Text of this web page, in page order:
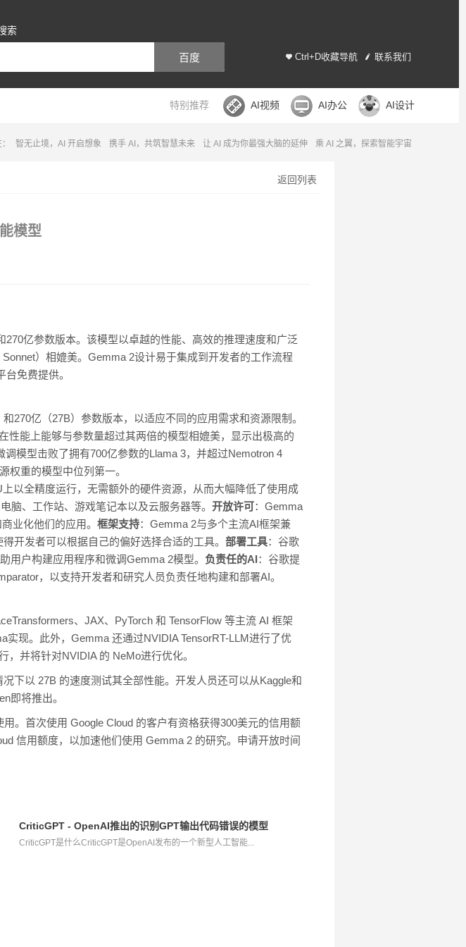
索
Ctrl+D收藏导航 联系我们
百度
特别推荐 AI视频 AI办公 AI设计
智无止境，AI 开启想象 携手 AI，共筑智慧未来 让 AI 成为你最强大脑的延伸 乘 AI 之翼，探索智能宇宙
返回列表
模型
亿参数版本。该模型以卓越的性能、高效的推理速度和广泛
）相媲美。Gemma 2设计易于集成到开发者的工作流程
免费提供。
270亿（27B）参数版本，以适应不同的应用需求和资源限制。
性能上能够与参数量超过其两倍的模型相媲美，显示出极高的
模型击败了拥有700亿参数的Llama 3，并超过Nemotron 4
权重的模型中位列第一。
以全精度运行，无需额外的硬件资源，从而大幅降低了使用成
脑、工作站、游戏笔记本以及云服务器等。 开放许可：Gemma
业化他们的应用。 框架支持：Gemma 2与多个主流AI框架兼
开发者可以根据自己的偏好选择合适的工具。 部署工具：谷歌
用户构建应用程序和微调Gemma 2模型。 负责任的AI：谷歌提
，以支持开发者和研究人员负责任地构建和部署AI。
、JAX、PyTorch 和 TensorFlow 等主流 AI 框架
现。此外，Gemma 还通过NVIDIA TensorRT-LLM进行了优
并将针对NVIDIA 的 NeMo进行优化。
下以 27B 的速度测试其全部性能。开发人员还可以从Kaggle和
即将推出。
。首次使用 Google Cloud 的客户有资格获得300美元的信用额
信用额度，以加速他们使用 Gemma 2 的研究。申请开放时间
CriticGPT - OpenAI推出的识别GPT输出代码错误的模型
CriticGPT是什么CriticGPT是OpenAI发布的一个新型人工智能...